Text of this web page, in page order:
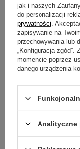
Prace w ogrodzie w
kompletny poradnik,
przygotować ogród
przygotować ogród do
CZYTAJ
jak i naszych
do personalizacji
prywatności .
zapisywanie na
przechowywania lub
„Konfiguracja
momencie poprzez
danego urządzenia
Analityczne